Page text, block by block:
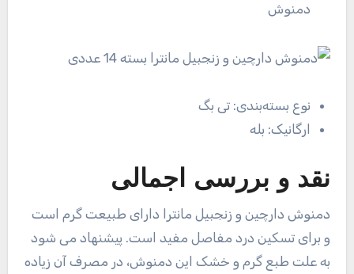
دمنوش
نوع بسته‌بندی:تی بگ
ارگانیک: بله
نقد و بررسی اجمالی
دمنوش دارچین و زنجبیل مانترا دارای طبیعت گرم است
و برای تسکین درد مفاصل مفید است. پیشنهاد می شود
به علت طبع گرم و خشک این دمنوش، در مصرف آن زیاده